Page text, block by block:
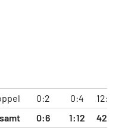
0:2 0:4
12:24
0:6 1:12 42:71